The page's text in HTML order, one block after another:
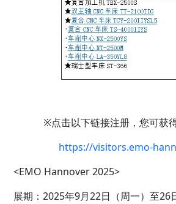
※点击以下链接注册，您可获得
https://visitors.emo-
<EMO Hannover 2025>
展期：2025年9月22日（周一）至26日